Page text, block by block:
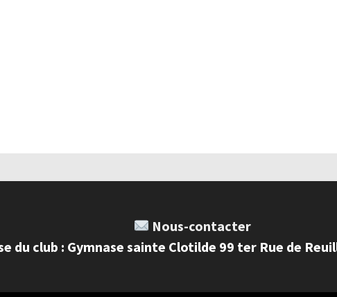
Nous-contacter
du club : Gymnase sainte Clotilde 99 ter Rue de